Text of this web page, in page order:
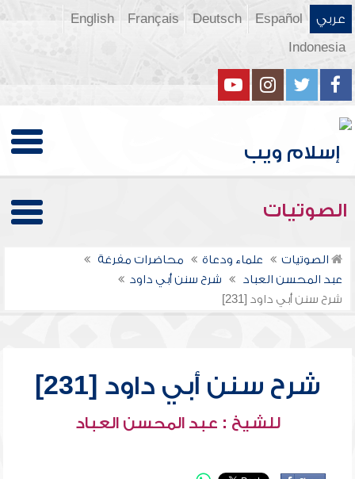
عربي Español
Deutsch
Français
English
Indonesia
الصوتيات
الصوتيات علماء ودعاة
محاضرات مفرغة
عبد المحسن العباد
شرح سنن أبي داود
شرح سنن أبي داود [231]
شرح سنن أبي داود [231]
للشيخ : عبد المحسن العباد